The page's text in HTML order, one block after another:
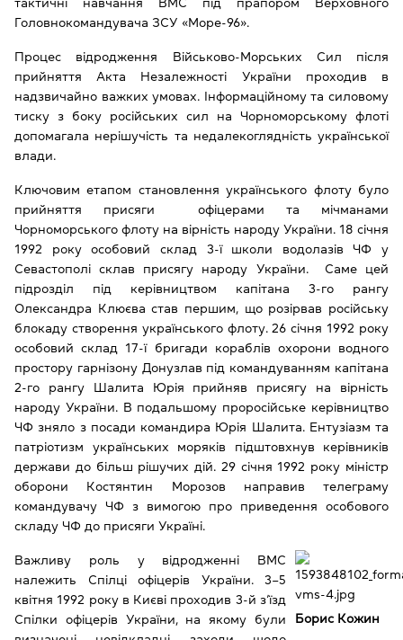
Головнокомандувача ЗСУ «Море-96».
Процес відродження Військово-Морських Сил після
прийняття Акта Незалежності України проходив в
надзвичайно важких умовах. Інформаційному та силовому
тиску з боку російських сил на Чорноморському флоті
допомагала нерішучість та недалекоглядність української
влади.
Ключовим етапом становлення українського флоту було
прийняття присяги офіцерами та мічманами
Чорноморського флоту на вірність народу України. 18 січня
1992 року особовий склад 3-ї школи водолазів ЧФ у
Севастополі склав присягу народу України. Саме цей
підрозділ під керівництвом капітана 3-го рангу
Олександра Клюєва став першим, що розірвав російську
блокаду створення українського флоту. 26 січня 1992 року
особовий склад 17-ї бригади кораблів охорони водного
простору гарнізону Донузлав під командуванням капітана
2-го рангу Шалита Юрія прийняв присягу на вірність
народу України. В подальшому проросійське керівництво
ЧФ зняло з посади командира Юрія Шалита. Ентузіазм та
патріотизм українських моряків підштовхнув керівників
держави до більш рішучих дій. 29 січня 1992 року міністр
оборони Костянтин Морозов направив телеграму
командувачу ЧФ з вимогою про приведення особового
складу ЧФ до присяги Україні.
Борис Кожин
Важливу роль у відродженні ВМС
належить Спілці офіцерів України. 3–5
квітня 1992 року в Києві проходив 3-й з’їзд
Спілки офіцерів України, на якому були